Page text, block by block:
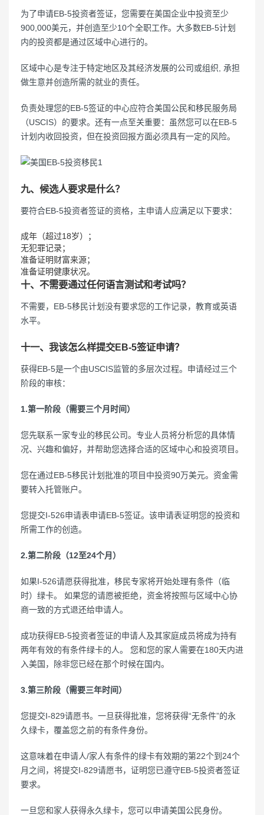
为了申请EB-5投资者签证，您需要在美国企业中投资至少
900,000美元，并创造至少10个全职工作。大多数EB-5计划
内的投资都是通过区域中心进行的。
区域中心是专注于特定地区及其经济发展的公司或组织, 承担
做生意并创造所需的就业的责任。
负责处理您的EB-5签证的中心应符合美国公民和移民服务局
（USCIS）的要求。还有一点至关重要：虽然您可以在EB-5
计划内收回投资，但在投资回报方面必须具有一定的风险。
九、候选人要求是什么？
要符合EB-5投资者签证的资格，主申请人应满足以下要求：
成年（超过18岁）；
无犯罪记录；
准备证明财富来源；
准备证明健康状况。
十、不需要通过任何语言测试和考试吗？
不需要，EB-5移民计划没有要求您的工作记录，教育或英语
水平。
十一、我该怎么样提交EB-5签证申请？
获得EB-5是一个由USCIS监管的多层次过程。申请经过三个
阶段的审核：
1.第一阶段（需要三个月时间）
您先联系一家专业的移民公司。专业人员将分析您的具体情
况、兴趣和偏好，并帮助您选择合适的区域中心和投资项目。
您在通过EB-5移民计划批准的项目中投资90万美元。资金需
要转入托管账户。
您提交I-526申请表申请EB-5签证。该申请表证明您的投资和
所需工作的创造。
2.第二阶段（12至24个月）
如果I-526请愿获得批准，移民专家将开始处理有条件（临
时）绿卡。 如果您的请愿被拒绝，资金将按照与区域中心协
商一致的方式退还给申请人。
成功获得EB-5投资者签证的申请人及其家庭成员将成为持有
两年有效的有条件绿卡的人。 您和您的家人需要在180天内进
入美国，除非您已经在那个时候在国内。
3.第三阶段（需要三年时间）
您提交I-829请愿书。一旦获得批准，您将获得“无条件”的永
久绿卡，覆盖您之前的有条件身份。
这意味着在申请人/家人有条件的绿卡有效期的第22个到24个
月之间，将提交I-829请愿书，证明您已遵守EB-5投资者签证
要求。
一旦您和家人获得永久绿卡，您可以申请美国公民身份。